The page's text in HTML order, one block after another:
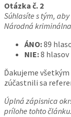
Otázka č. 2
Súhlasíte s tým,
Národná
ÁNO:89
NIE:8 hlasov
Ďakujeme
zúčastnili sa
Úplná zápisnica
prílohe tohto článku.